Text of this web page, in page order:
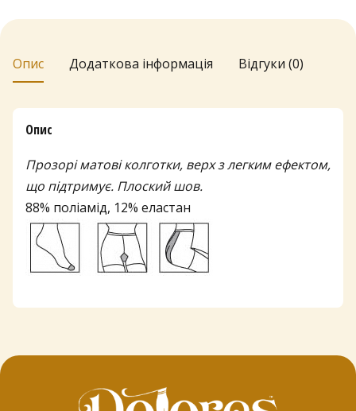
8
г
р
н
р
кількість
Опис Додаткова інформація Відгуки (0)
Опис
Прозорі матові колготки, верх з легким ефектом,
що підтримує. Плоский шов.
88% поліамід, 12% еластан